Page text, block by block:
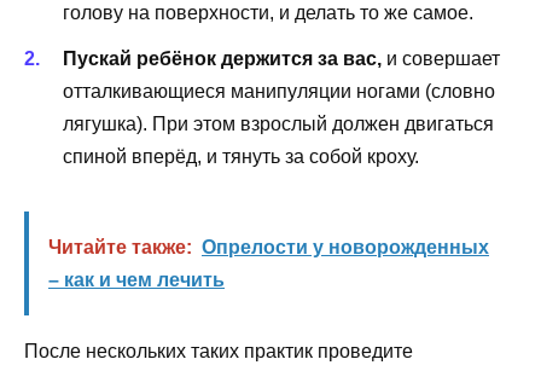
голову на поверхности, и делать то же самое.
Пускай ребёнок держится за вас, и совершает
отталкивающиеся манипуляции ногами (словно
лягушка). При этом взрослый должен двигаться
спиной вперёд, и тянуть за собой кроху.
Читайте также: Опрелости у новорожденных
– как и чем лечить
После нескольких таких практик проведите